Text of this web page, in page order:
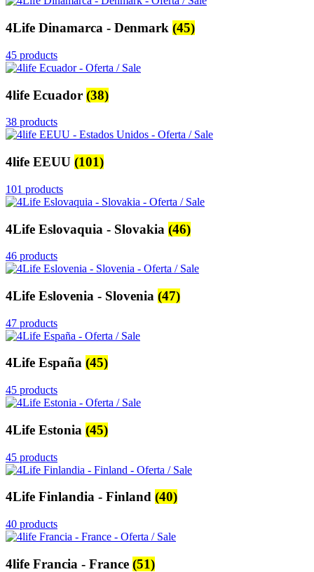
4Life Dinamarca - Denmark (45)
45 products
4life Ecuador (38)
38 products
4life EEUU (101)
101 products
4Life Eslovaquia - Slovakia (46)
46 products
4Life Eslovenia - Slovenia (47)
47 products
4Life España (45)
45 products
4Life Estonia (45)
45 products
4Life Finlandia - Finland (40)
40 products
4life Francia - France (51)